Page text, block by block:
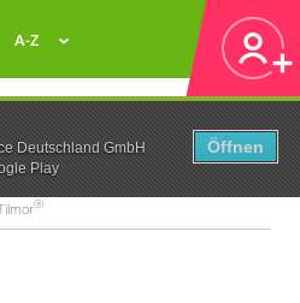
Deutschland GmbH
Play
Öffnen
A-Z
®